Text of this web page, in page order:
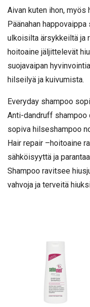
Aivan kuten ihon, myös
Päänahan
ulkoisilta ärsykkeiltä ja
hoitoaine jäljittelevät
suojavaipan
hilseilyä ja kuivumista.
Everyday shampoo
Anti-dandruff
sopiva hilseshampoo
Hair repair –hoitoaine
sähköisyyttä ja
Shampoo ravitsee
vahvoja ja terveitä